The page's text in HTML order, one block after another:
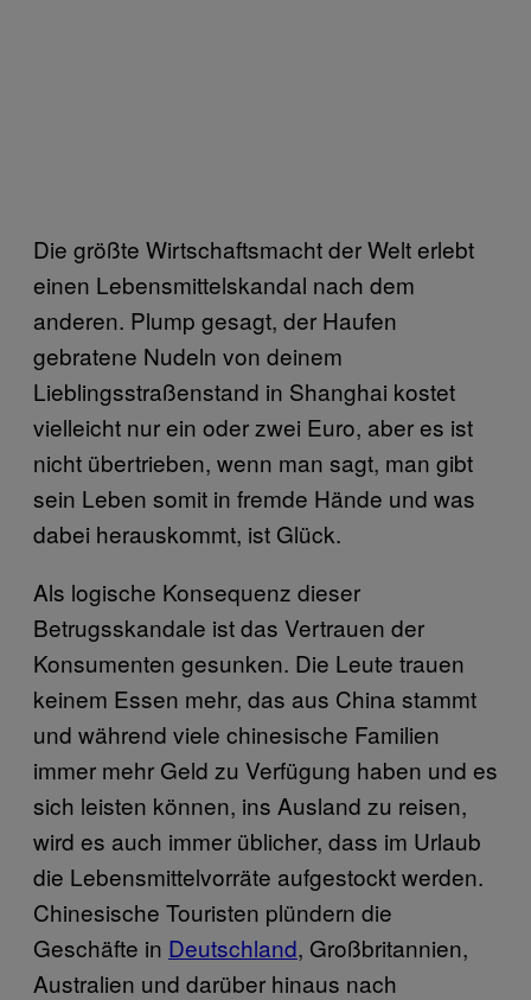
Die größte Wirtschaftsmacht der Welt erlebt
einen Lebensmittelskandal nach dem
anderen. Plump gesagt, der Haufen
gebratene Nudeln von deinem
Lieblingsstraßenstand in Shanghai kostet
vielleicht nur ein oder zwei Euro, aber es ist
nicht übertrieben, wenn man sagt, man gibt
sein Leben somit in fremde Hände und was
dabei herauskommt, ist Glück.
Als logische Konsequenz dieser
Betrugsskandale ist das Vertrauen der
Konsumenten gesunken. Die Leute trauen
keinem Essen mehr, das aus China stammt
und während viele chinesische Familien
immer mehr Geld zu Verfügung haben und es
sich leisten können, ins Ausland zu reisen,
wird es auch immer üblicher, dass im Urlaub
die Lebensmittelvorräte aufgestockt werden.
Chinesische Touristen plündern die
Geschäfte in Deutschland, Großbritannien,
Australien und darüber hinaus nach